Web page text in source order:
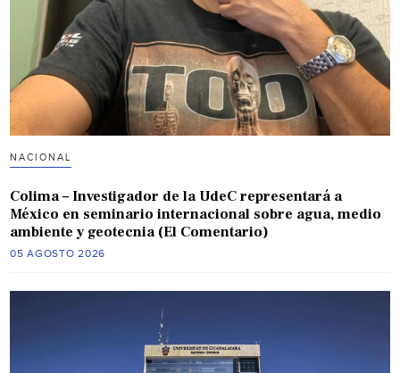
NACIONAL
Colima – Investigador de la UdeC representará a
México en seminario internacional sobre agua, medio
ambiente y geotecnia (El Comentario)
05 AGOSTO 2026